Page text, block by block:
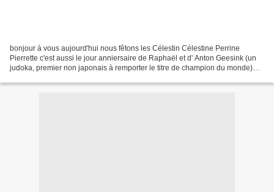
bonjour à vous aujourd'hui nous fêtons les Célestin Célestine Perrine
Pierrette c'est aussi le jour anniersaire de Raphaël et d' Anton Geesink (un
judoka, premier non japonais à remporter le titre de champion du monde)